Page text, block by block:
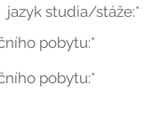
jazyk studia/stáže:*
pobytu:*
pobytu:*